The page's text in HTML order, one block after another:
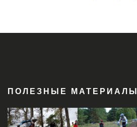
ПОЛЕЗНЫЕ МАТЕРИАЛЫ